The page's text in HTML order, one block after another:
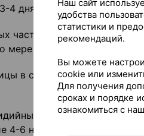
4 дня – 5-6 раз в сутки.
частота инстилляций в
улучшения состояния,
в составе комплексной
заболеваний глаз у
4-6 недель. При
Наш сайт
удобства
статистики и
рекомендаций.
Вы можете
cookie или
Для получения
сроках и порядке
ознакомиться с